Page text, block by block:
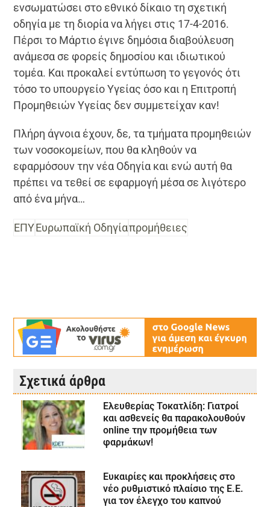
ενσωματώσει στο εθνικό δίκαιο τη σχετική
οδηγία με τη διορία να λήγει στις 17-4-2016.
Πέρσι το Μάρτιο έγινε δημόσια διαβούλευση
ανάμεσα σε φορείς δημοσίου και ιδιωτικού
τομέα. Και προκαλεί εντύπωση το γεγονός ότι
τόσο το υπουργείο Υγείας όσο και η Επιτροπή
Προμηθειών Υγείας δεν συμμετείχαν καν!
Πλήρη άγνοια έχουν, δε, τα τμήματα προμηθειών
των νοσοκομείων, που θα κληθούν να
εφαρμόσουν την νέα Οδηγία και ενώ αυτή θα
πρέπει να τεθεί σε εφαρμογή μέσα σε λιγότερο
από ένα μήνα…
ΕΠΥΕυρωπαϊκή Οδηγίαπρομήθειες
Σχετικά άρθρα
Ελευθερίας Τοκατλίδη: Γιατροί
και ασθενείς θα παρακολουθούν
online την προμήθεια των
φαρμάκων!
Ευκαιρίες και προκλήσεις στο
νέο ρυθμιστικό πλαίσιο της Ε.Ε.
για τον έλεγχο του καπνού